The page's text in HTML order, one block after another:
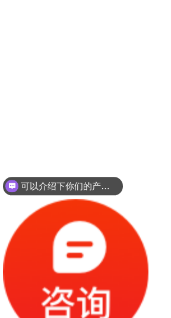
可以介绍下你们的产品么？